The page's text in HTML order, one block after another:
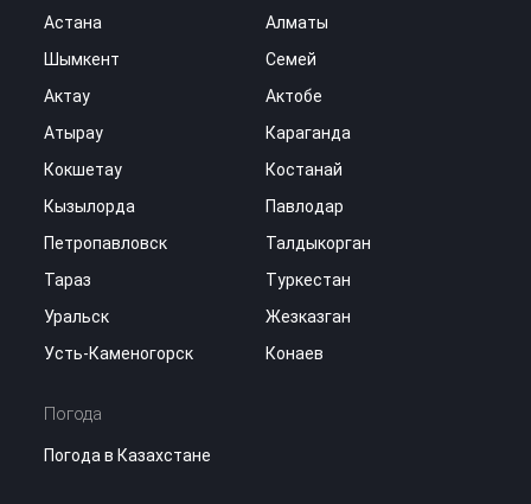
Астана
Алматы
Шымкент
Семей
Актау
Актобе
Атырау
Караганда
Кокшетау
Костанай
Кызылорда
Павлодар
Петропавловск
Талдыкорган
Тараз
Туркестан
Уральск
Жезказган
Усть-Каменогорск
Конаев
Погода
Погода в Казахстане